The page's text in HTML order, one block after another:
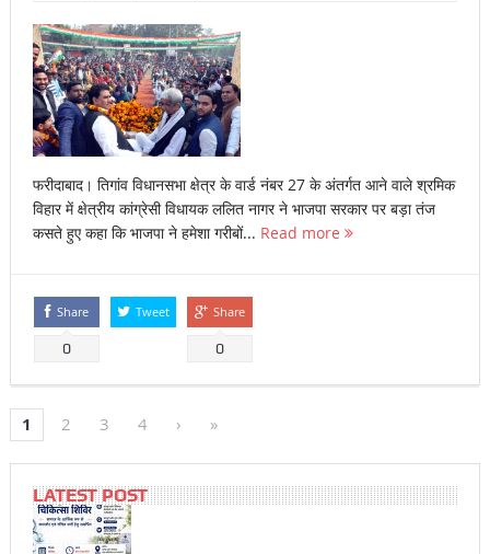
फरीदाबाद। तिगांव विधानसभा क्षेत्र के वार्ड नंबर 27 के अंतर्गत आने वाले श्रमिक
विहार में क्षेत्रीय कांग्रेसी विधायक ललित नागर ने भाजपा सरकार पर बड़ा तंज
कसते हुए कहा कि भाजपा ने हमेशा गरीबों... Read more
Share
0
Tweet Share
0
1 2 3 4 › »
LATEST POST